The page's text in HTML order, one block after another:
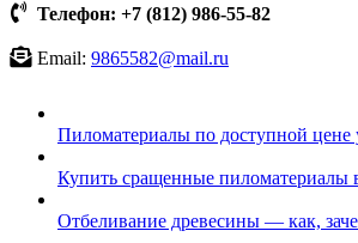
Телефон: +7 (812) 986-55-82
Email: 9865582@mail.ru
Пиломатериалы по доступной цене
Купить сращенные пиломатериалы
Отбеливание древесины — как,